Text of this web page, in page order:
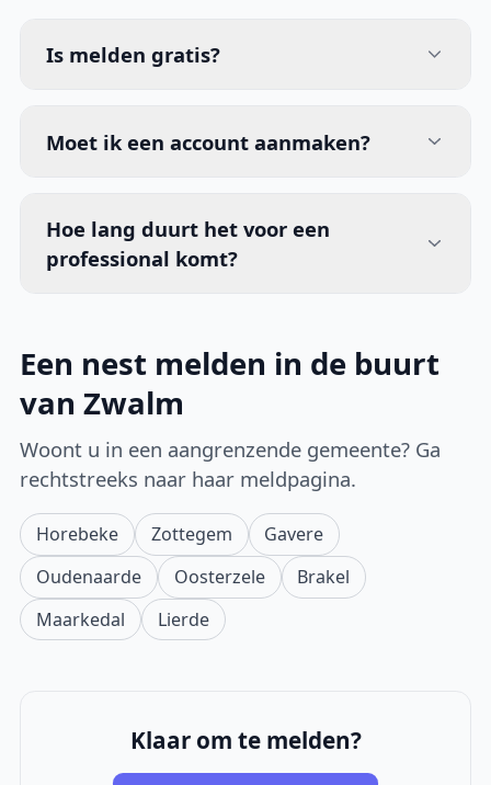
Is melden gratis?
Moet ik een account aanmaken?
Hoe lang duurt het voor een
professional komt?
Een nest melden in de buurt
van Zwalm
Woont u in een aangrenzende gemeente? Ga
rechtstreeks naar haar meldpagina.
Horebeke Zottegem
Gavere
Oudenaarde
Oosterzele
Brakel
Maarkedal
Lierde
Klaar om te melden?